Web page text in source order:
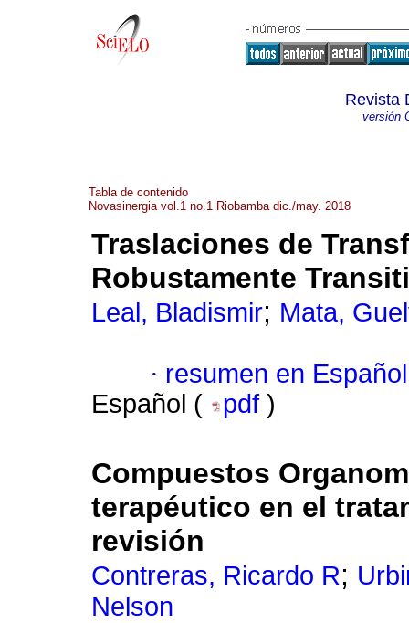
Revista
versión
Tabla de contenido
Novasinergia vol.1 no.1 Riobamba dic./may. 2018
Traslaciones de
Robustamente
Leal, Bladismir; Mata,
· resumen en Español
Español (
pdf )
Compuestos
terapéutico en el
revisión
Contreras, Ricardo R;
Nelson